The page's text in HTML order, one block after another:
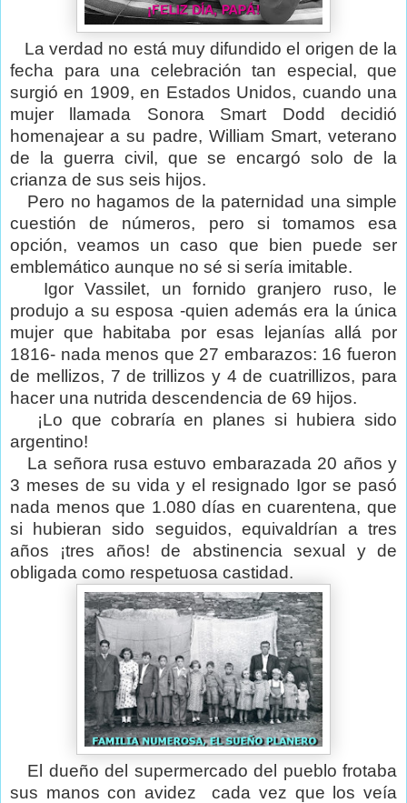
La verdad no está muy difundido el origen de la
fecha para una celebración tan especial, que
surgió en 1909, en Estados Unidos, cuando una
mujer llamada Sonora Smart Dodd decidió
homenajear a su padre, William Smart, veterano
de la guerra civil, que se encargó solo de la
crianza de sus seis hijos.
Pero no hagamos de la paternidad una simple
cuestión de números, pero si tomamos esa
opción, veamos un caso que bien puede ser
emblemático aunque no sé si sería imitable.
Igor Vassilet, un fornido granjero ruso, le
produjo a su esposa -quien además era la única
mujer que habitaba por esas lejanías allá por
1816- nada menos que 27 embarazos: 16 fueron
de mellizos, 7 de trillizos y 4 de cuatrillizos, para
hacer una nutrida descendencia de 69 hijos.
¡Lo que cobraría en planes si hubiera sido
argentino!
La señora rusa estuvo embarazada 20 años y
3 meses de su vida y el resignado Igor se pasó
nada menos que 1.080 días en cuarentena, que
si hubieran sido seguidos, equivaldrían a tres
años ¡tres años! de abstinencia sexual y de
obligada como respetuosa castidad.
El dueño del supermercado del pueblo frotaba
sus manos con avidez
cada vez que los veía